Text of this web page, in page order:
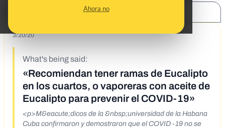
Ahora no
3/20/20
What's being said:
«Recomiendan tener ramas de Eucalipto
en los cuartos, o vaporeras con aceite de
Eucalipto para prevenir el COVID-19»
<p>M&eacute;dicos de la &nbsp;universidad de la Habana
Cuba confirmaron y demostraron que el COVID -19 no se